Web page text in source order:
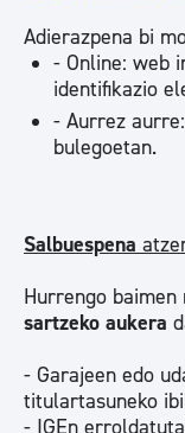
Adierazpena bi
- Online: web
identifikazio
- Aurrez
bulegoetan.
Salbuespena
Hurrengo baimen
sartzeko aukera
- Garajeen edo
titulartasuneko